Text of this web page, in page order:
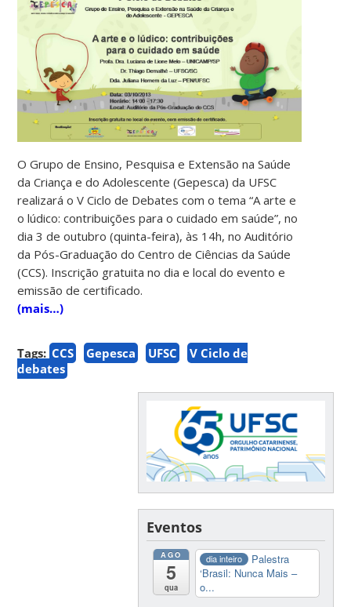
O Grupo de Ensino, Pesquisa e Extensão na Saúde
da Criança e do Adolescente (Gepesca) da UFSC
realizará o V Ciclo de Debates com o tema “A arte e
o lúdico: contribuições para o cuidado em saúde”, no
dia 3 de outubro (quinta-feira), às 14h, no Auditório
da Pós-Graduação do Centro de Ciências da Saúde
(CCS). Inscrição gratuita no dia e local do evento e
emissão de certificado.
(mais…)
Tags: CCS Gepesca UFSC
V Ciclo de
debates
Eventos
AGO
5
qua
dia inteiro
Palestra
‘Brasil: Nunca Mais –
o...